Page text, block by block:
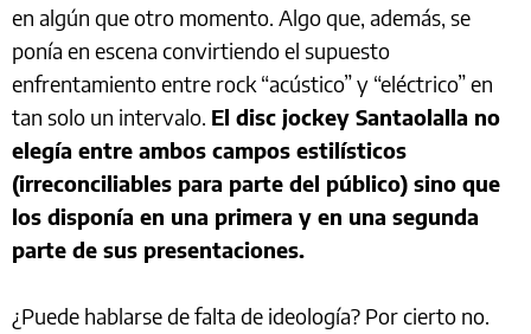
en algún que otro momento. Algo que, además, se
ponía en escena convirtiendo el supuesto
enfrentamiento entre rock “acústico” y “eléctrico” en
tan solo un intervalo. El disc jockey Santaolalla no
elegía entre ambos campos estilísticos
(irreconciliables para parte del público) sino que
los disponía en una primera y en una segunda
parte de sus presentaciones.
¿Puede hablarse de falta de ideología? Por cierto no.